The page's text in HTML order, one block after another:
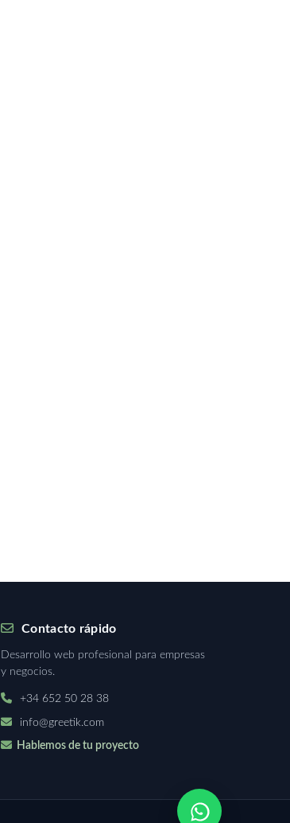
Contacto rápido
Desarrollo web profesional para empresas
y negocios.
+34 652 50 28 38
info@greetik.com
Hablemos de tu proyecto